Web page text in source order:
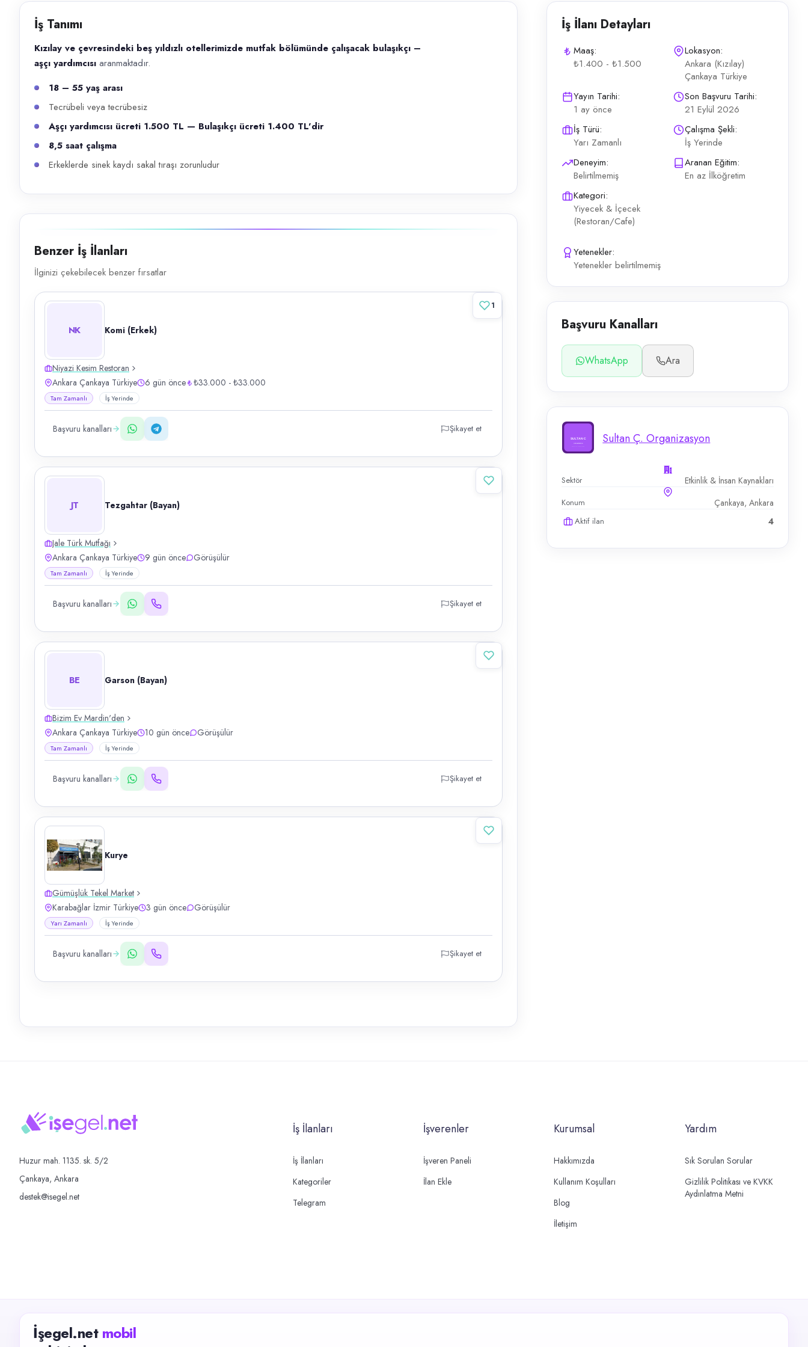
Başvuru kanalları
WhatsApp, Telefon
İlan açıklaması
Kızılay ve çevresindeki beş yıldızlı otellerimizde mutfak bölümünde çalışacak bulaşıkçı – aşçı yardımcısı aranmaktadır. 18 – 55 yaş arası Tecrübeli veya tecrübesiz Aşçı yardımcısı ücreti 1.500 TL —
İş Tanımı
Kızılay ve çevresindeki beş yıldızlı otellerimizde mutfak bölümünde çalışacak bulaşıkçı –
aşçı yardımcısı aranmaktadır.
18 – 55 yaş arası
Tecrübeli veya tecrübesiz
Aşçı yardımcısı ücreti 1.500 TL — Bulaşıkçı ücreti 1.400 TL'dir
8,5 saat çalışma
Erkeklerde sinek kaydı sakal tıraşı zorunludur
İş İlanı Detayları
Maaş:
₺1.400 - ₺1.500
Lokasyon:
Ankara (Kızılay)
Çankaya Türkiye
Yayın Tarihi:
1 ay önce
Son Başvuru Tarihi:
21 Eylül 2026
İş Türü:
Yarı Zamanlı
Çalışma Şekli:
İş Yerinde
Deneyim:
Belirtilmemiş
Aranan Eğitim:
En az İlköğretim
Kategori:
Yiyecek & İçecek
(Restoran/Cafe)
Yetenekler:
Yetenekler belirtilmemiş
Başvuru Kanalları
WhatsApp Ara
Sultan Ç. Organizasyon
Sektör Etkinlik & İnsan Kaynakları
Konum Çankaya, Ankara
Aktif ilan 4
Benzer İş İlanları
İlginizi çekebilecek benzer fırsatlar
NK Komi (Erkek)
Niyazi Kesim Restoran
Ankara Çankaya Türkiye
6 gün önce ₺33.000 - ₺33.000
Tam Zamanlı İş Yerinde
Başvuru kanalları Şikayet et
1
JT Tezgahtar (Bayan)
Jale Türk Mutfağı
Ankara Çankaya Türkiye
9 gün önce Görüşülür
Tam Zamanlı İş Yerinde
Başvuru kanalları Şikayet et
BE Garson (Bayan)
Bizim Ev Mardin'den
Ankara Çankaya Türkiye
10 gün önce Görüşülür
Tam Zamanlı İş Yerinde
Başvuru kanalları Şikayet et
Kurye
Gümüşlük Tekel Market
Karabağlar İzmir Türkiye
3 gün önce Görüşülür
Yarı Zamanlı İş Yerinde
Başvuru kanalları Şikayet et
Huzur mah. 1135. sk. 5/2
Çankaya, Ankara
destek@isegel.net
İş İlanları
İş İlanları
Kategoriler
Telegram
İşverenler
İşveren Paneli
İlan Ekle
Kurumsal
Hakkımızda
Kullanım Koşulları
Blog
İletişim
Yardım
Sık Sorulan Sorular
Gizlilik Politikası ve KVKK
Aydınlatma Metni
İşegel.net mobil